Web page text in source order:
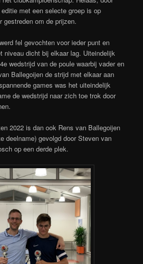
met een selecte groep is op
gestreden om de prijzen.
fel gevochten voor ieder punt en
niveau dicht bij elkaar lag. Uiteindelijk
wedstrijd van de poule waarbij vader en
Ballegoijen de strijd met elkaar aan
games was het uiteindelijk
de wedstrijd naar zich toe trok door
2022 is dan ook Rens van Ballegoijen
deelname) gevolgd door Steven van
op een derde plek.